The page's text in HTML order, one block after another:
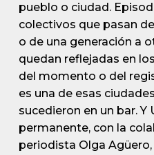
pueblo o ciudad.
colectivos que pasan
o de una generación a
quedan reflejadas en
del momento o del
es una de esas
sucedieron en un bar. Y
permanente, con la
periodista Olga